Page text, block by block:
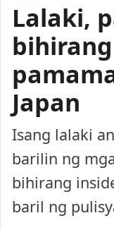
Lalaki,
Japan
Isang lalaki
barilin ng
bihirang
baril ng